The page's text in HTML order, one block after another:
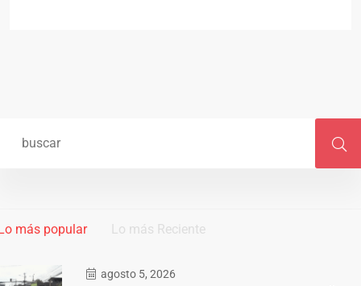
más popular Lo más Reciente
agosto 5, 2026